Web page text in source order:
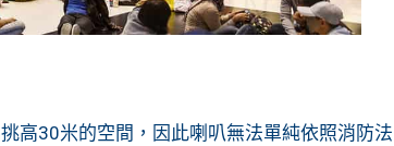
高30米的空間，因此喇叭無法單純依照消防法